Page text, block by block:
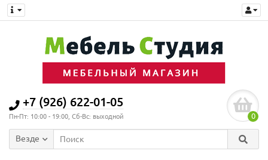
+7 (926) 622-01-05
Пн-Пт: 10:00 - 19:00, Сб-Вс: выходной 0
Везде